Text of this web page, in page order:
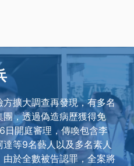
擴大調查再發現，有多名
，透過偽造病歷獲得免
開庭審理，傳喚包含李
等9名藝人以及多名素人
於全數被告認罪，全案將